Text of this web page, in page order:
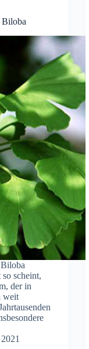
Biloba
scheint,
der in
weit